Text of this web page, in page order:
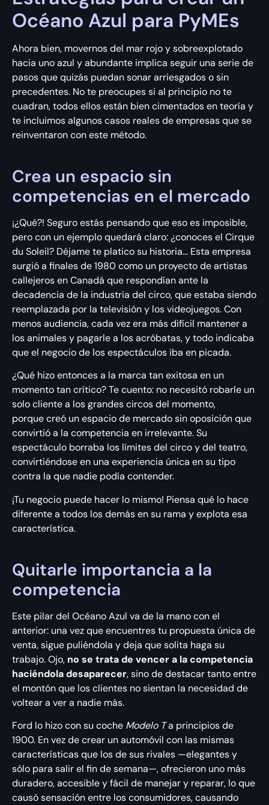
Océano Azul para PyMEs
Ahora bien, movernos del mar rojo y sobreexplotado
hacia uno azul y abundante implica seguir una serie de
pasos que quizás puedan sonar arriesgados o sin
precedentes. No te preocupes si al principio no te
cuadran, todos ellos están bien cimentados en teoría y
te incluimos algunos casos reales de empresas que se
reinventaron con este método.
Crea un espacio sin
competencias en el mercado
¡¿Qué?! Seguro estás pensando que eso es imposible,
pero con un ejemplo quedará claro: ¿conoces el Cirque
du Soleil? Déjame te platico su historia… Esta empresa
surgió a finales de 1980 como un proyecto de artistas
callejeros en Canadá que respondían ante la
decadencia de la industria del circo, que estaba siendo
reemplazada por la televisión y los videojuegos. Con
menos audiencia, cada vez era más difícil mantener a
los animales y pagarle a los acróbatas, y todo indicaba
que el negocio de los espectáculos iba en picada.
¿Qué hizo entonces a la marca tan exitosa en un
momento tan crítico? Te cuento: no necesitó robarle un
solo cliente a los grandes circos del momento,
porque creó un espacio de mercado sin oposición que
convirtió a la competencia en irrelevante. Su
espectáculo borraba los límites del circo y del teatro,
convirtiéndose en una experiencia única en su tipo
contra la que nadie podía contender.
¡Tu negocio puede hacer lo mismo! Piensa qué lo hace
diferente a todos los demás en su rama y explota esa
característica.
Quitarle importancia a la
competencia
Este pilar del Océano Azul va de la mano con el
anterior: una vez que encuentres tu propuesta única de
venta, sigue puliéndola y deja que solita haga su
trabajo. Ojo, no se trata de vencer a la competencia
haciéndola desaparecer, sino de destacar tanto entre
el montón que los clientes no sientan la necesidad de
voltear a ver a nadie más.
Ford lo hizo con su coche Modelo Ta principios de
1900. En vez de crear un automóvil con las mismas
características que los de sus rivales —elegantes y
sólo para salir el fin de semana—, ofrecieron uno más
duradero, accesible y fácil de manejar y reparar, lo que
causó sensación entre los consumidores, causando